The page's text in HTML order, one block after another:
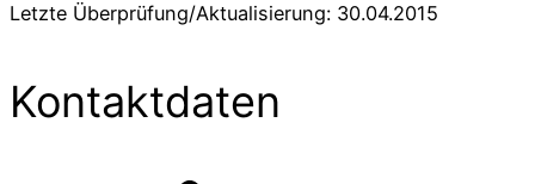
Letzte Überprüfung/Aktualisierung: 30.04.2015
Kontaktdaten